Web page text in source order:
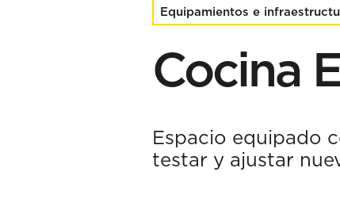
Equipamientos e
Cocina
Espacio equipado
testar y ajustar